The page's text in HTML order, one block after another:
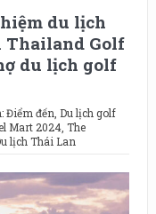
du lịch
Thailand Golf
du lịch golf
Điểm đến Du lịch golf
Mart 2024, The
lịch Thái Lan